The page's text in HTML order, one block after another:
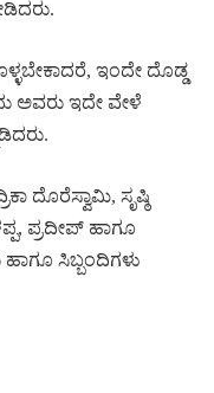
ಇಂದೇ ದೊಡ್ಡ
ಅವರು ಇದೇ ವೇಳೆ
ದೊರೆಸ್ವಾಮಿ, ಸೃಷ್ಠಿ
ಪ್ರದೀಪ್ ಹಾಗೂ
ಸಿಬ್ಬಂದಿಗಳು